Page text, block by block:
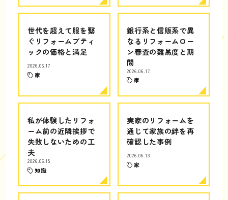
世代を超えて服を繋
ぐリフォームブティ
ックの価格と満足
2026.06.17
家
銀行系と信販系で異
なるリフォームロー
ン審査の難易度と期
間
2026.06.17
家
私が体験したリフォ
ーム前の近隣挨拶で
失敗しないための工
夫
2026.06.15
知識
実家のリフォームを
通じて家族の絆を再
確認した事例
2026.06.13
家